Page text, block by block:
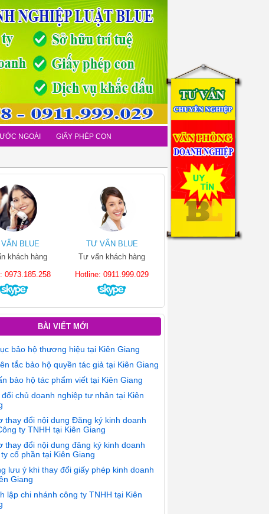
NGOÀI GIẤY PHÉP CON
BLUE
khách hàng
0973.185.258
TƯ VẤN BLUE
Tư vấn khách hàng
Hotline: 0911.999.029
BÀI VIẾT MỚI
bảo hộ thương hiệu tại Kiên Giang
tắc bảo hộ quyền tác giả tại Kiên Giang
bảo hộ tác phẩm viết tại Kiên Giang
chủ doanh nghiệp tư nhân tại Kiên
thay đổi nội dung Đăng ký kinh doanh
ty TNHH tại Kiên Giang
thay đổi nội dung đăng ký kinh doanh
cổ phần tại Kiên Giang
lưu ý khi thay đổi giấy phép kinh doanh
Giang
lập chi nhánh công ty TNHH tại Kiên